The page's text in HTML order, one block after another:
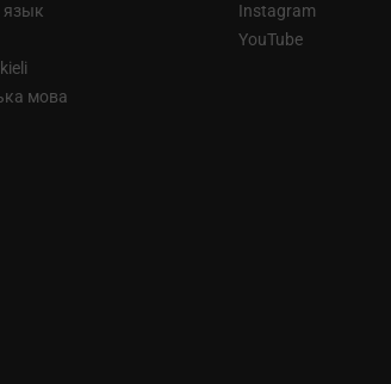
язык
мова
Instagram
YouTube